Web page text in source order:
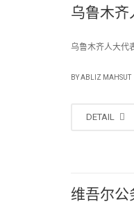
乌鲁木齐
乌鲁木齐人大
BYABLIZ MAHSUT
DETAIL
维吾尔公